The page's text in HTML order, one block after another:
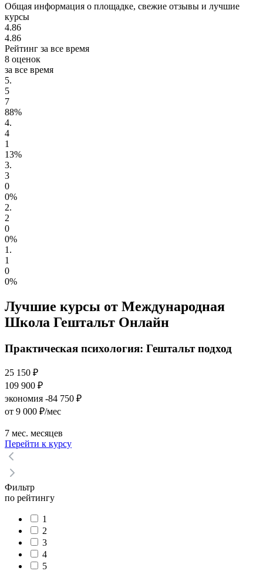
Общая информация о площадке, свежие отзывы и лучшие
курсы
4.86
4.86
Рейтинг за все время
8 оценок
за все время
5.
5
7
88%
4.
4
1
13%
3.
3
0
0%
2.
2
0
0%
1.
1
0
0%
Лучшие курсы от Международная
Школа Гештальт Онлайн
Практическая психология: Гештальт подход
25 150 ₽
109 900 ₽
экономия -84 750 ₽
от 9 000 ₽/мес
7 мес. месяцев
Перейти к курсу
Фильтр
по рейтингу
1
2
3
4
5